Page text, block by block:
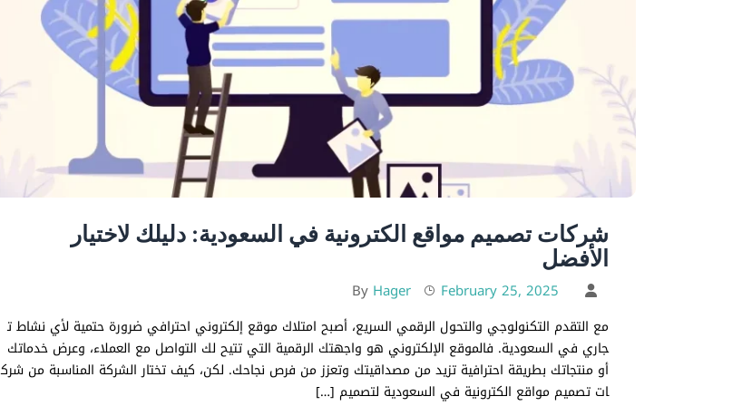
شركات تصميم مواقع الكترونية في السعودية: دليلك لاختيار
الأفضل
Hager February 25, 2025
مع التقدم التكنولوجي والتحول الرقمي السريع، أصبح امتلاك موقع إلكتروني احترافي ضرورة حتمية لأي نشاط ت
جاري في السعودية. فالموقع الإلكتروني هو واجهتك الرقمية التي تتيح لك التواصل مع العملاء، وعرض خدماتك
أو منتجاتك بطريقة احترافية تزيد من مصداقيتك وتعزز من فرص نجاحك. لكن، كيف تختار الشركة المناسبة من شرك
ات تصميم مواقع الكترونية في السعودية لتصميم […]